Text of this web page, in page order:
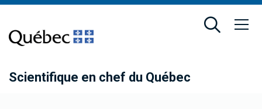
contenu
principal
pied
de
Scientifique en chef du Québec